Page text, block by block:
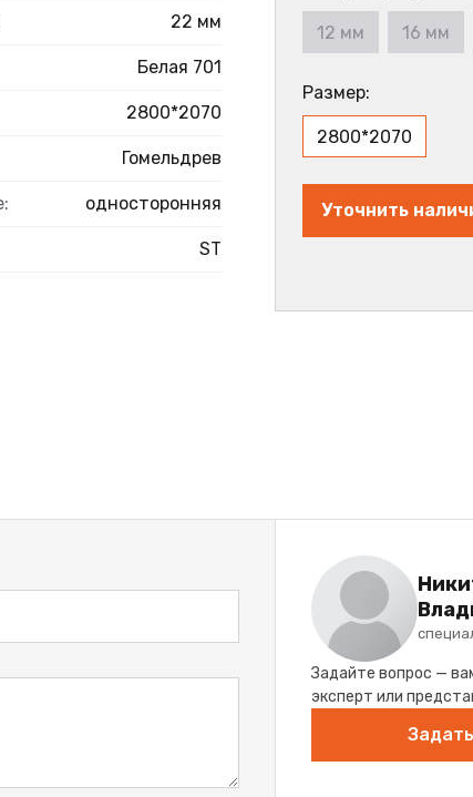
22 мм
Белая 701
2800*2070
Гомельдрев
односторонняя
ST
12 мм 16 мм
Размер:
2800*2070
Уточнить
Задайте вопрос —
эксперт или